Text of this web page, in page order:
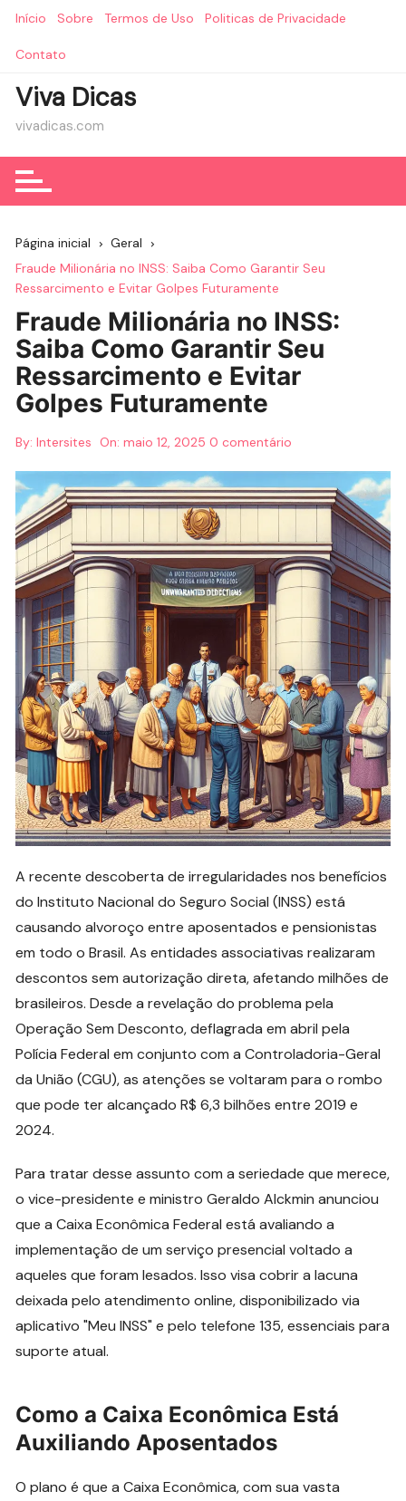
Início Sobre Termos de Uso Politicas de Privacidade
Contato
Viva Dicas
vivadicas.com
Página inicial
Geral
Fraude Milionária no INSS: Saiba Como Garantir Seu
Ressarcimento e Evitar Golpes Futuramente
Fraude Milionária no INSS:
Saiba Como Garantir Seu
Ressarcimento e Evitar
Golpes Futuramente
By: Intersites On:maio 12, 2025 0 comentário
A recente descoberta de irregularidades nos benefícios
do Instituto Nacional do Seguro Social (INSS) está
causando alvoroço entre aposentados e pensionistas
em todo o Brasil. As entidades associativas realizaram
descontos sem autorização direta, afetando milhões de
brasileiros. Desde a revelação do problema pela
Operação Sem Desconto, deflagrada em abril pela
Polícia Federal em conjunto com a Controladoria-Geral
da União (CGU), as atenções se voltaram para o rombo
que pode ter alcançado R$ 6,3 bilhões entre 2019 e
2024.
Para tratar desse assunto com a seriedade que merece,
o vice-presidente e ministro Geraldo Alckmin anunciou
que a Caixa Econômica Federal está avaliando a
implementação de um serviço presencial voltado a
aqueles que foram lesados. Isso visa cobrir a lacuna
deixada pelo atendimento online, disponibilizado via
aplicativo "Meu INSS" e pelo telefone 135, essenciais para
suporte atual.
Como a Caixa Econômica Está
Auxiliando Aposentados
O plano é que a Caixa Econômica, com sua vasta